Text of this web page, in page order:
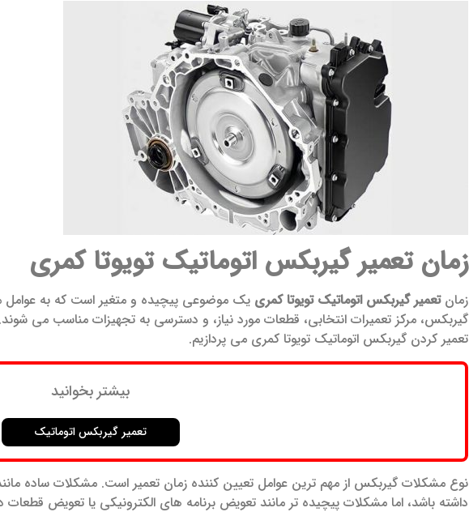
زمان تعمیر گیربکس اتوماتیک تویوتا کمری
زمانتعمیر گیربکس اتوماتیک تویوتا کمری یک موضوعی پیچیده و متغیر است که به
گیربکس، مرکز تعمیرات انتخابی، قطعات مورد نیاز، و دسترسی به تجهیزات مناسب می‌
تعمیر کردن گیربکس اتوماتیک تویوتا کمری می ‌پردازیم.
بیشتر بخوانید
تعمیر گیربکس اتوماتیک
نوع مشکلات گیربکس از مهم ترین عوامل تعیین کننده زمان تعمیر است. مشکلات ساده
داشته باشد، اما مشکلات پیچیده تر مانند تعویض برنامه‌ های الکترونیکی یا تعویض